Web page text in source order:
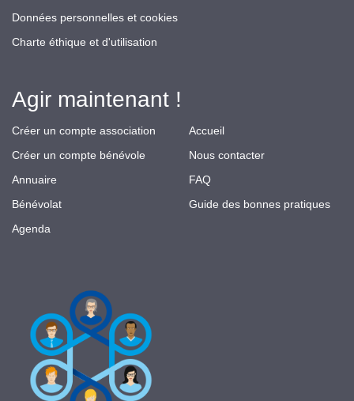
Données personnelles et cookies
Charte éthique et d'utilisation
Agir maintenant !
Créer un compte association
Créer un compte bénévole
Annuaire
Bénévolat
Agenda
Accueil
Nous contacter
FAQ
Guide des bonnes pratiques